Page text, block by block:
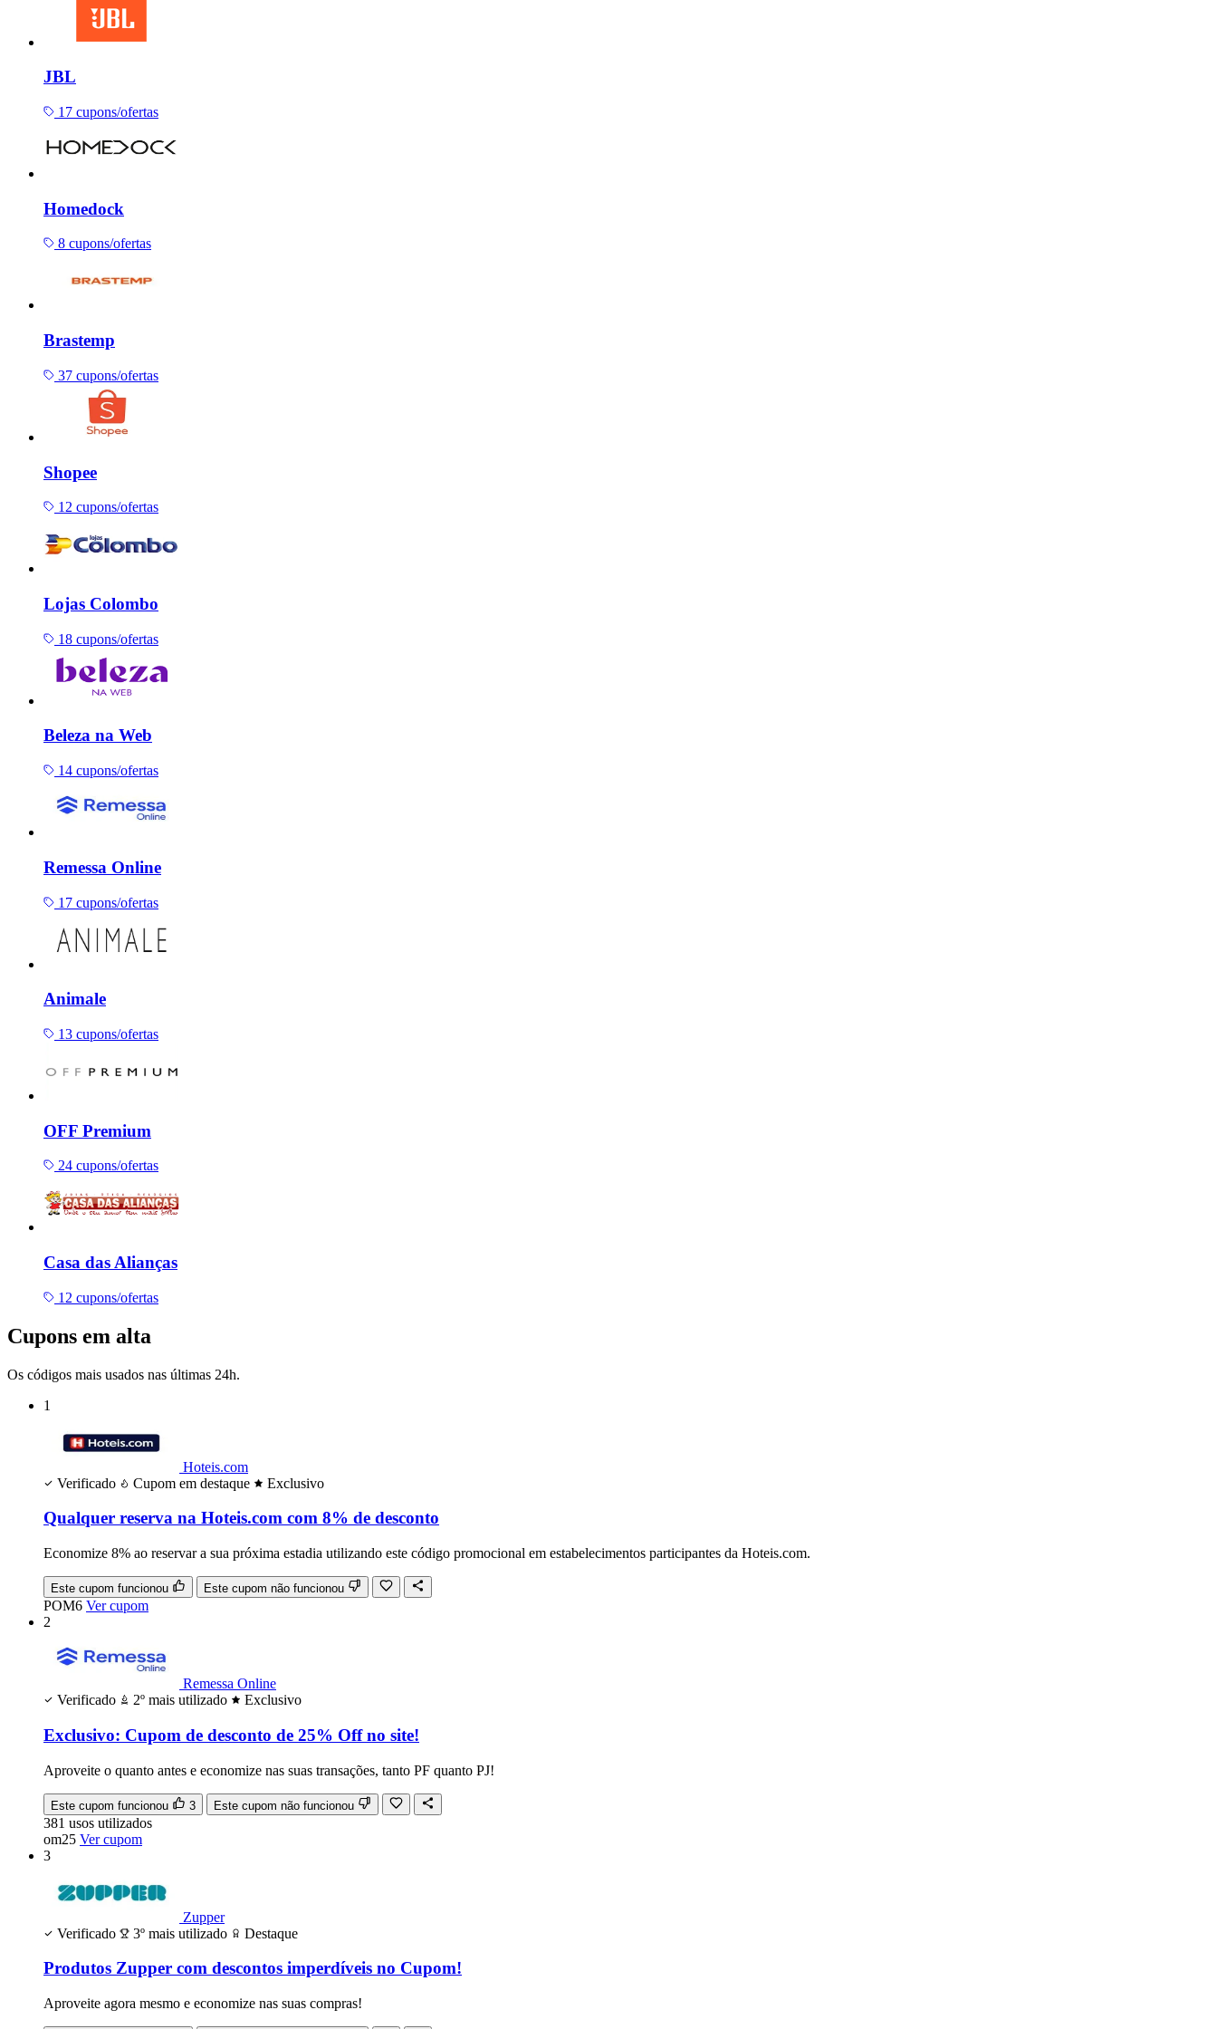
JBL
17 cupons/ofertas
Homedock
8 cupons/ofertas
Brastemp
37 cupons/ofertas
Shopee
12 cupons/ofertas
Lojas Colombo
18 cupons/ofertas
Beleza na Web
14 cupons/ofertas
Remessa Online
17 cupons/ofertas
Animale
13 cupons/ofertas
OFF Premium
24 cupons/ofertas
Casa das Alianças
12 cupons/ofertas
Cupons em alta
Os códigos mais usados nas últimas 24h.
1
Hoteis.com
Verificado
Cupom em destaque Exclusivo
Qualquer reserva na Hoteis.com com 8% de desconto
Economize 8% ao reservar a sua próxima estadia utilizando este código promocional em estabelecimentos participantes da Hoteis.com.
Este cupom funcionou Este cupom não funcionou
POM6 Ver cupom
2
Remessa Online
Verificado
2º mais utilizado Exclusivo
Exclusivo: Cupom de desconto de 25% Off no site!
Aproveite o quanto antes e economize nas suas transações, tanto PF quanto PJ!
Este cupom funcionou 3 Este cupom não funcionou
381 usos utilizados
om25 Ver cupom
3
Zupper
Verificado
3º mais utilizado Destaque
Produtos Zupper com descontos imperdíveis no Cupom!
Aproveite agora mesmo e economize nas suas compras!